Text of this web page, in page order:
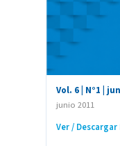
Vol. 6 | N°1 |
junio 2011
Ver /